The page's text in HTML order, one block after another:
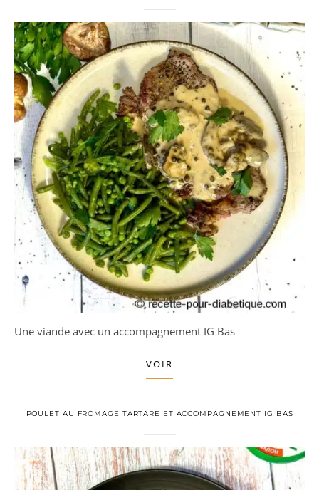
Une viande avec un accompagnement IG Bas
VOIR
POULET AU FROMAGE TARTARE ET ACCOMPAGNEMENT IG BAS